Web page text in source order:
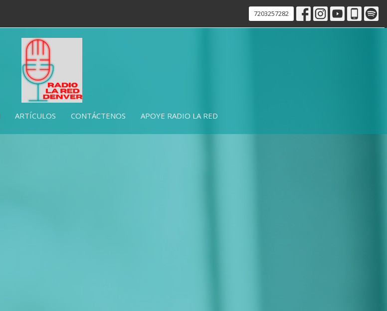
7203257282
ARTÍCULOS CONTÁCTENOS APOYE RADIO LA RED